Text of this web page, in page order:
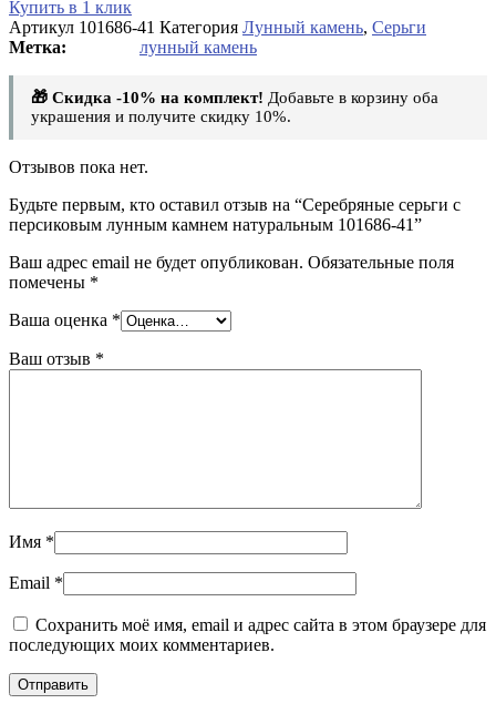
с
персиковым
натуральным
101686-
41
Купить в 1 клик
Артикул 101686-41 Категория Лунный камень, Серьги
лунный камень
🎁 Скидка -10% на комплект! Добавьте в корзину оба
украшения и получите скидку 10%.
Отзывов пока нет.
Будьте первым, кто оставил отзыв на “Серебряные серьги с
персиковым лунным камнем натуральным 101686-41”
Ваш адрес email не будет опубликован. Обязательные поля
помечены *
Ваша оценка *
Ваш отзыв *
Имя *
Email *
Сохранить моё имя, email и адрес сайта в этом браузере для
последующих моих комментариев.